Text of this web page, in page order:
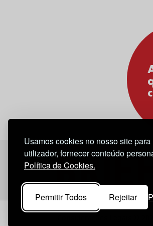
Usamos cookies no nosso site
utilizador, fornecer conteúdo
Política de Cookies.
Permitir Todos Rejeitar